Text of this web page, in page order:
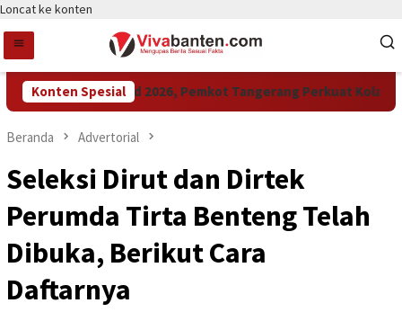
Loncat ke konten
Konten Spesial
Raih LPM Award 2026, Pemkot Tangerang Perkuat
Beranda Advertorial
Seleksi Dirut dan Dirtek
Perumda Tirta Benteng Telah
Dibuka, Berikut Cara
Daftarnya